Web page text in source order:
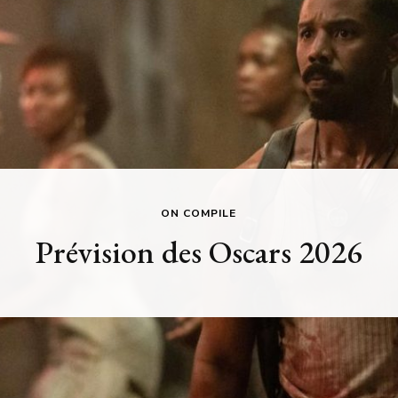
ON COMPILE
Prévision des Oscars 2026